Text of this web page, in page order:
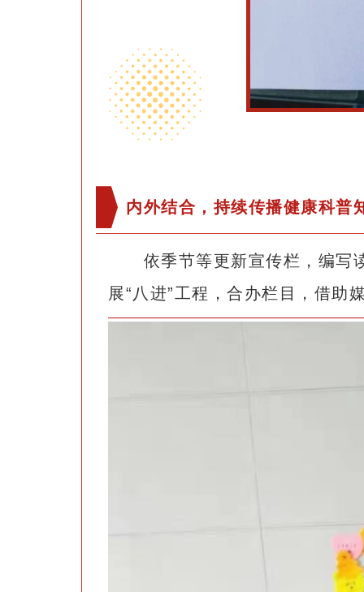
内外结合，持续传播健康科普
依季节等更新宣传栏，编写
展“八进”工程，合办栏目，借助